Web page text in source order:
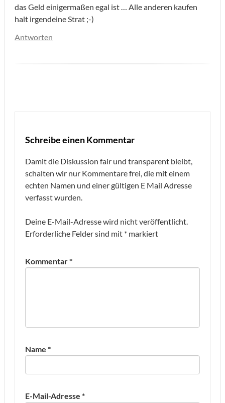
das Geld einigermaßen egal ist … Alle anderen kaufen
halt irgendeine Strat ;-)
Antworten
Schreibe einen Kommentar
Damit die Diskussion fair und transparent bleibt,
schalten wir nur Kommentare frei, die mit einem
echten Namen und einer gültigen E Mail Adresse
verfasst wurden.
Deine E-Mail-Adresse wird nicht veröffentlicht.
Erforderliche Felder sind mit * markiert
Kommentar*
Name *
E-Mail-Adresse *